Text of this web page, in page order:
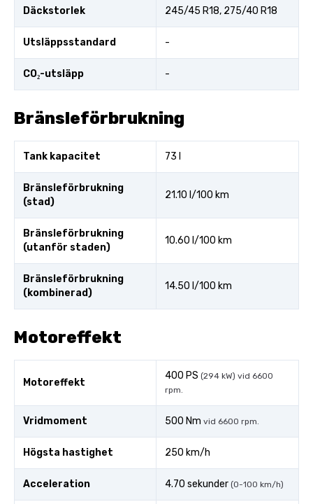
Däckstorlek 245/45 R18, 275/40 R18
Utsläppsstandard -
CO₂-utsläpp -
Bränsleförbrukning
Tank kapacitet 73 l
Bränsleförbrukning
(stad)
21.10 l/100 km
Bränsleförbrukning
(utanför staden)
10.60 l/100 km
Bränsleförbrukning
(kombinerad)
14.50 l/100 km
Motoreffekt
Motoreffekt
400 PS (294 kW) vid 6600
rpm.
Vridmoment 500 Nm vid 6600 rpm.
Högsta hastighet 250 km/h
Acceleration 4.70 sekunder (0-100 km/h)